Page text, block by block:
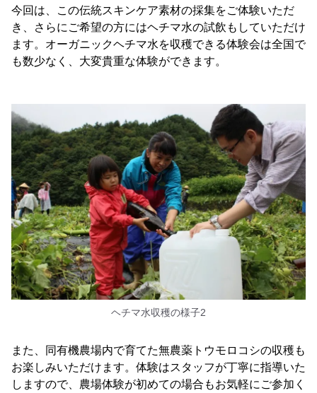
今回は、この伝統スキンケア素材の採集をご体験いただ
き、さらにご希望の方にはヘチマ水の試飲もしていただけ
ます。オーガニックヘチマ水を収穫できる体験会は全国で
も数少なく、大変貴重な体験ができます。
ヘチマ水収穫の様子2
また、同有機農場内で育てた無農薬トウモロコシの収穫も
お楽しみいただけます。体験はスタッフが丁寧に指導いた
しますので、農場体験が初めての場合もお気軽にご参加く